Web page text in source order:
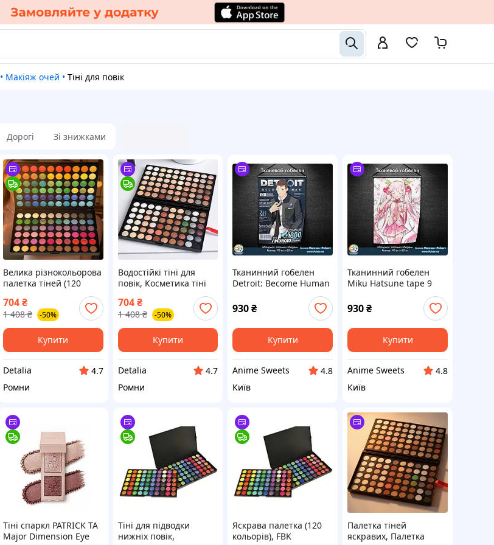
• Макіяж очей • Тіні для повік
Дорогі Зі знижками
Велика різнокольорова
палетка тіней (120
нависаючої повіки, Тіні
для повік
гіпоалергенні, TBX
704₴
1 408 ₴ -50%
Купити
Detalia
4.7
Ромни
Водостійкі тіні для
повік, Косметика тіні
Хороші яскраві
палетки тіней, Палетка
тіней ніжні кольори,
704 ₴
1 408 ₴ -50%
Купити
Detalia
4.7
Ромни
Тканинний гобелен
Detroit: Become Human
930₴
Купити
Anime Sweets
4.8
Київ
Тканинний гобелен
Miku Hatsune tape 9
930₴
Купити
Anime Sweets
4.8
Київ
Тіні спаркл PATRICK TA
Major Dimension Eye
Тіні для підводки
нижніх повік,
Яскрава палетка (120
кольорів), FBK
Палетка тіней
яскравих, Палетка